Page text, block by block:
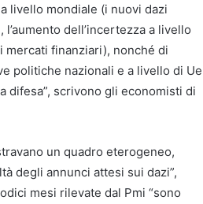
livello mondiale (i nuovi dazi
dell’incertezza a livello
mercati finanziari), nonché di
politiche nazionali e a livello di Ue
difesa”, scrivono gli economisti di
un quadro eterogeneo,
degli annunci attesi sui dazi”,
mesi rilevate dal Pmi “sono